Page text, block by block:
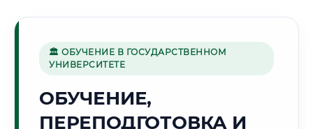
🏰
Г. ВЕЛИКИЙ НОВГОРОД
🏛 ОБУЧЕНИЕ В ГОСУДАРСТВЕННОМ
УНИВЕРСИТЕТЕ
ОБУЧЕНИЕ,
ПЕРЕПОДГОТОВКА И